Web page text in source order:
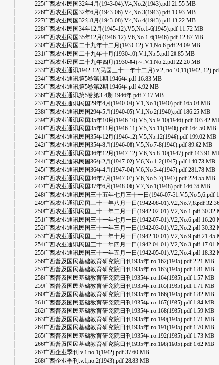
│ 225广西农业民国32年4月(1943-04).V.4,No.2(1943).pdf 21.55 MB
│ 226广西农业民国32年6月(1943-06).V.4,No.3(1943).pdf 10.93 MB
│ 227广西农业民国32年8月(1943-08).V.4,No.4(1943).pdf 13.22 MB
│ 228广西农业民国34年12月(1945-12).V.5,No.1-6(1945).pdf 11.72 MB
│ 229广西农业民国35年12月(1946-12).V.6,No.1-6(1946).pdf 12.87 MB
│ 230广西农业民国二十九年十二月(1930-12).V.1,No.6.pdf 24.09 MB
│ 231广西农业民国二十九年十月(1930-10).V.1,No.5.pdf 20.85 MB
│ 232广西农业民国二十九年四月(1930-04)～.V.1,No.2.pdf 22.26 MB
│ 233广西农业通讯1942-12(民国三十一年十二月).v.2, no.10,11(1942,
│ 234广西农业通讯第5卷第1期.1946年.pdf 16.83 MB
│ 235广西农业通讯第5卷第2期.1946年.pdf 4.92 MB
│ 236广西农业通讯第5卷第3-4期.1946年.pdf 7.17 MB
│ 237广西农业通讯民国29年4月(1940-04).V.1,No.1(1940).pdf 165.08 MB
│ 238广西农业通讯民国29年5月(1940-05).V.1,No.2(1940).pdf 186.25 MB
│ 239广西农业通讯民国35年10月(1946-10).V.5,No.9-10(1946).pdf 103.42
│ 240广西农业通讯民国35年11月(1946-11).V.5,No.11(1946).pdf 164.50 MB
│ 241广西农业通讯民国35年12月(1946-12).V.5,No.12(1946).pdf 199.02 MB
│ 242广西农业通讯民国35年8月(1946-08).V.5,No.7-8(1946).pdf 89.62 MB
│ 243广西农业通讯民国36年12月(1947-12).V.6,No.8-10(1947).pdf 143.91
│ 244广西农业通讯民国36年2月(1947-02).V.6,No.1-2(1947).pdf 149.73 MB
│ 245广西农业通讯民国36年4月(1947-04).V.6,No.3-4(1947).pdf 281.78 MB
│ 246广西农业通讯民国36年7月(1947-07).V.6,No.5-7(1947).pdf 224.55 MB
│ 247广西农业通讯民国37年6月(1948-06).V.7,No.1(1948).pdf 146.36 MB
│ 248广西农业通讯民国三十五年七月三十一日(1946-07-31.V.5,No.5,6.pdf
│ 249广西农业通讯民国三十一年八月一日(1942-08-01).V.2,No.7,8.pdf
│ 250广西农业通讯民国三十一年二月一日(1942-02-01).V.2,No.1.pdf 30.32
│ 251广西农业通讯民国三十一年七月一日(1942-07-01).V.2,No.6.pdf 16.20
│ 252广西农业通讯民国三十一年三月一日(1942-03-01).V.2,No.2.pdf 30.32
│ 253广西农业通讯民国三十一年十月一日(1942-10-01).V.2,No.9.pdf 21.45
│ 254广西农业通讯民国三十一年四月一日(1942-04-01).V.2,No.3.pdf 17.01
│ 255广西农业通讯民国三十一年五月一日(1942-05-01).V.2,No.4.pdf 18.32
│ 256广西普及国民基础教育研究院日刊1935年.no.162(1935).pdf 2.21 MB
│ 257广西普及国民基础教育研究院日刊1935年.no.163(1935).pdf 1.81 MB
│ 258广西普及国民基础教育研究院日刊1935年.no.164(1935).pdf 1.57 MB
│ 259广西普及国民基础教育研究院日刊1935年.no.165(1935).pdf 1.71 MB
│ 260广西普及国民基础教育研究院日刊1935年.no.166(1935).pdf 1.82 MB
│ 261广西普及国民基础教育研究院日刊1935年.no.167(1935).pdf 1.84 MB
│ 262广西普及国民基础教育研究院日刊1935年.no.168(1935).pdf 1.59 MB
│ 263广西普及国民基础教育研究院日刊1935年.no.190(1935).pdf 1.71 MB
│ 264广西普及国民基础教育研究院日刊1935年.no.191(1935).pdf 1.70 MB
│ 265广西普及国民基础教育研究院日刊1935年.no.192(1935).pdf 1.73 MB
│ 266广西普及国民基础教育研究院日刊1935年.no.198(1935).pdf 1.62 MB
│ 267广西企业季刊.v.1,no.1(1942).pdf 37.60 MB
│ 268广西企业季刊.v.1,no.2(1943).pdf 28.83 MB